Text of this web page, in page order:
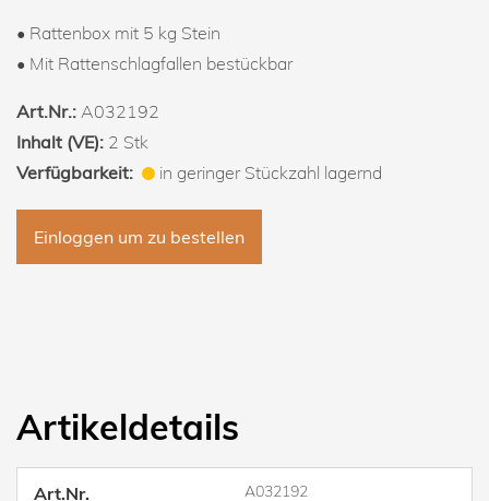
• Rattenbox mit 5 kg Stein
• Mit Rattenschlagfallen bestückbar
Art.Nr.: A032192
Inhalt (VE): 2 Stk
Verfügbarkeit:
in geringer Stückzahl lagernd
Einloggen um zu bestellen
Artikeldetails
Art.Nr. A032192